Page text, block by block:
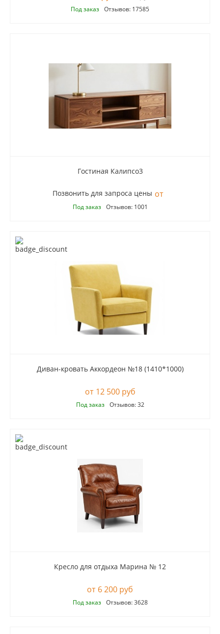
Под заказ Отзывов: 17585
Гостиная Калипсо3
Позвонить для запроса цены
Под заказ Отзывов: 1001
Диван-кровать Аккордеон №18 (1410*1000)
12 500 руб
Под заказ Отзывов: 32
Кресло для отдыха Марина № 12
6 200 руб
Под заказ Отзывов: 3628